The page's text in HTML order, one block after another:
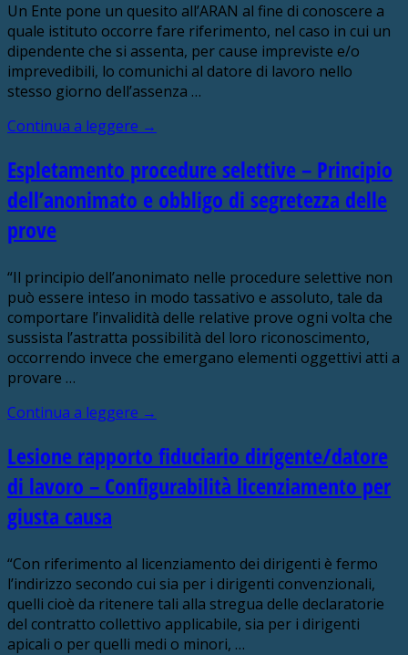
Un Ente pone un quesito all’ARAN al fine di conoscere a
quale istituto occorre fare riferimento, nel caso in cui un
dipendente che si assenta, per cause impreviste e/o
imprevedibili, lo comunichi al datore di lavoro nello
stesso giorno dell’assenza …
Continua a leggere →
Espletamento procedure selettive – Principio
dell’anonimato e obbligo di segretezza delle
prove
“Il principio dell’anonimato nelle procedure selettive non
può essere inteso in modo tassativo e assoluto, tale da
comportare l’invalidità delle relative prove ogni volta che
sussista l’astratta possibilità del loro riconoscimento,
occorrendo invece che emergano elementi oggettivi atti a
provare …
Continua a leggere →
Lesione rapporto fiduciario dirigente/datore
di lavoro – Configurabilità licenziamento per
giusta causa
“Con riferimento al licenziamento dei dirigenti è fermo
l’indirizzo secondo cui sia per i dirigenti convenzionali,
quelli cioè da ritenere tali alla stregua delle declaratorie
del contratto collettivo applicabile, sia per i dirigenti
apicali o per quelli medi o minori, …